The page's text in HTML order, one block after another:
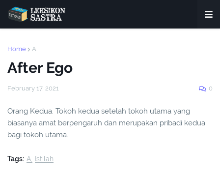
Home A
After Ego
February 17, 2021 0
Orang Kedua. Tokoh kedua setelah tokoh utama yang
biasanya amat berpengaruh dan merupakan pribadi kedua
bagi tokoh utama.
Tags: A Istilah